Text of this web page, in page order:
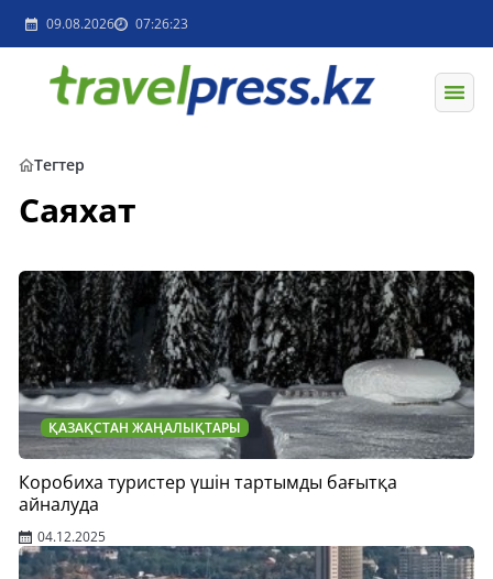
09.08.2026 07:26:23
Тегтер
Саяхат
ҚАЗАҚСТАН ЖАҢАЛЫҚТАРЫ
Коробиха туристер үшін тартымды бағытқа
айналуда
04.12.2025